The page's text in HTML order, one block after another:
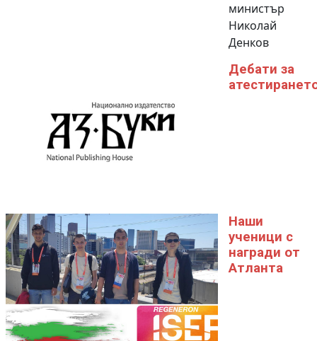
министър
Николай
Денков
Дебати за
Наши
ученици с
награди от
Атланта